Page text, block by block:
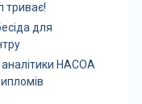
триває!
для
аналітики НАСОА